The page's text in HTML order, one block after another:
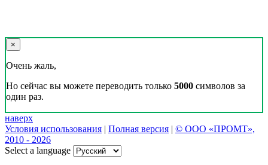
×
Очень жаль,
Но сейчас вы можете переводить только 5000 символов за
один раз.
наверх
Условия использования | Полная версия | © ООО «ПРОМТ»,
2010 - 2026
Select a language